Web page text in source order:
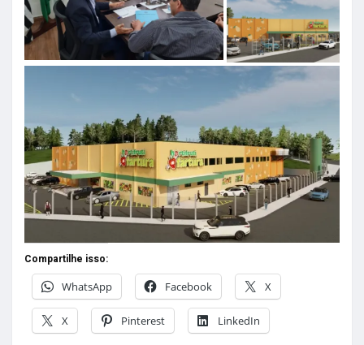
Compartilhe isso:
WhatsApp
Facebook X
X Pinterest LinkedIn